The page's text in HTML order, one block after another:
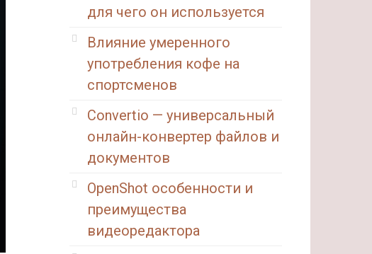
для чего он используется
Влияние умеренного
употребления кофе на
спортсменов
Convertio — универсальный
онлайн-конвертер файлов и
документов
OpenShot особенности и
преимущества
видеоредактора